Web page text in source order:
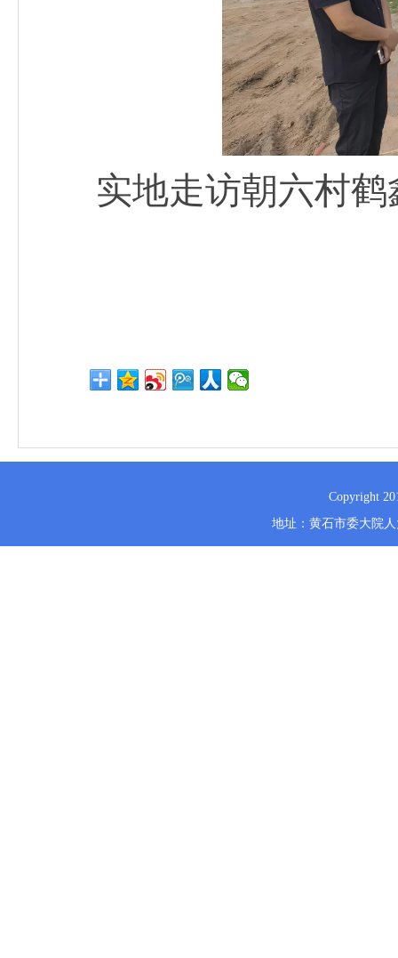
实地走访朝六村
Copyright
地址：黄石市委大院